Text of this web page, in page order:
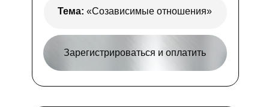
Тема: «Созависимые отношения»
Зарегистрироваться и оплатить